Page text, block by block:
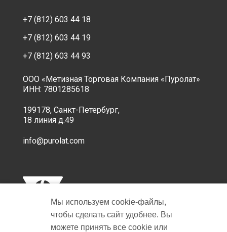
+7 (812) 603 44 18
+7 (812) 603 44 19
+7 (812) 603 44 93
ООО «Метизная Торговая Компания «Пуролат»
ИНН: 7801285618
199178, Санкт-Петербург,
18 линия д.49
info@purolat.com
Мы используем cookie‑файлы,
чтобы сделать сайт удобнее. Вы
можете принять все cookie или